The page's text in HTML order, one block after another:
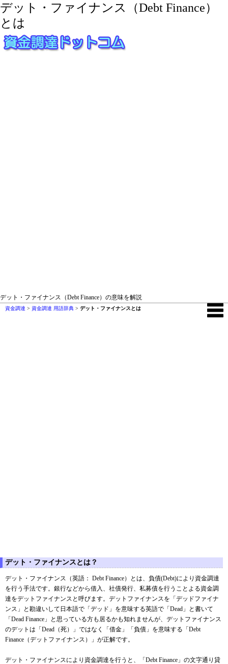
デット・ファイナンス（Debt Finance）
とは
デット・ファイナンス（Debt Finance）の意味を解説
資金調達 > 資金調達 用語辞典 > デット・ファイナンスとは
デット・ファイナンスとは？
デット・ファイナンス（英語： Debt Finance）とは、負債(Debt)により資金調達
を行う手法です。銀行などから借入、社債発行、私募債を行うことよる資金調
達をデットファイナンスと呼びます。デットファイナンスを「デッドファイナ
ンス」と勘違いして日本語で「デッド」を意味する英語で「Dead」と書いて
「Dead Finance」と思っている方も居るかも知れませんが、デットファイナンス
のデットは「Dead（死）」ではなく「借金」「負債」を意味する「Debt
Finance（デットファイナンス）」が正解です。
デット・ファイナンスにより資金調達を行うと、「Debt Finance」の文字通り貸